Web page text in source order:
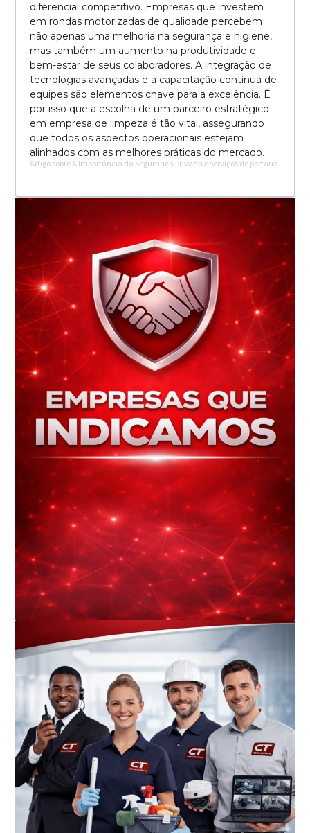
diferencial competitivo. Empresas que investem
em rondas motorizadas de qualidade percebem
não apenas uma melhoria na segurança e higiene,
mas também um aumento na produtividade e
bem-estar de seus colaboradores. A integração de
tecnologias avançadas e a capacitação contínua de
equipes são elementos chave para a excelência. É
por isso que a escolha de um parceiro estratégico
em empresa de limpeza é tão vital, assegurando
que todos os aspectos operacionais estejam
alinhados com as melhores práticas do mercado.
Artigo sobre A Importância da Segurança Privada e serviços de portaria